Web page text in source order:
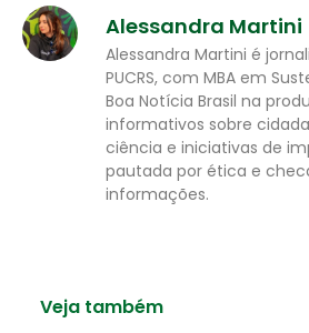
Alessandra Martini
Alessandra Martini é
PUCRS, com MBA em
Boa Notícia Brasil na
informativos sobre
ciência e iniciativas de
pautada por ética e
informações.
Veja também